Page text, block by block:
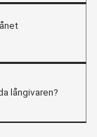
långivaren?